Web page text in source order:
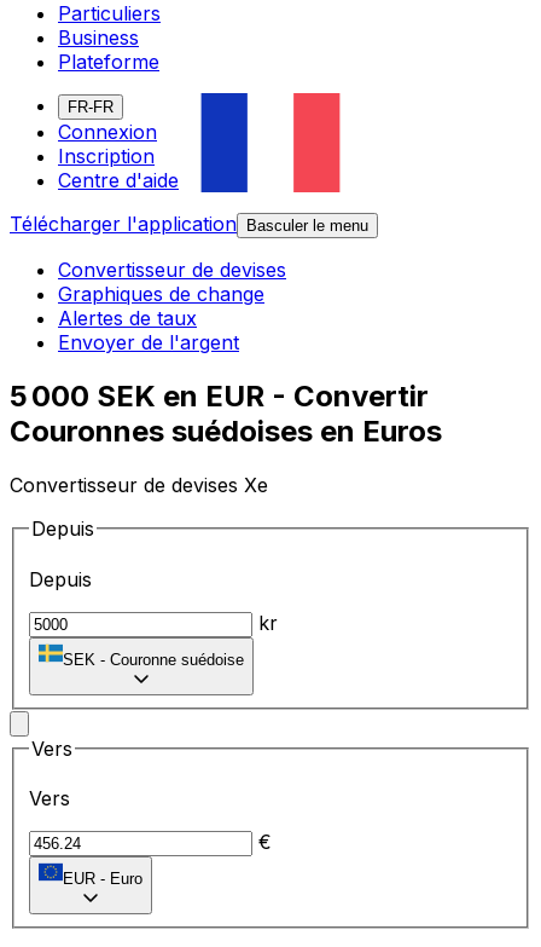
Particuliers
Business
Plateforme
FR-FR
Connexion
Inscription
Centre d'aide
Télécharger l'application
Basculer le menu
Convertisseur de devises
Graphiques de change
Alertes de taux
Envoyer de l'argent
5 000 SEK en EUR - Convertir
Couronnes suédoises en Euros
Convertisseur de devises Xe
Depuis
Depuis
kr
SEK - Couronne suédoise
Vers
Vers
€
EUR - Euro